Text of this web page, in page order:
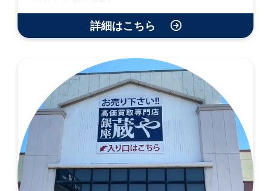
詳細はこちら